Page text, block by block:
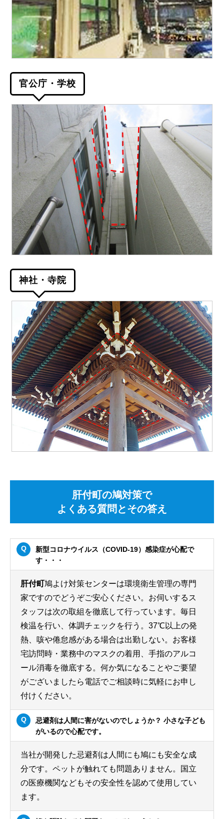
官公庁・学校
神社・寺院
肝付町の鳩対策で
よくある質問とその答え
新型コロナウイルス（COVID-19）感染症が心配で
す・・・
肝付町鳩よけ対策センターは環境衛生管理の専門
家ですのでどうぞご安心ください。お伺いするス
タッフは次の取組を徹底して行っています。毎日
検温を行い、体調チェックを行う。37℃以上の発
熱、咳や倦怠感がある場合は出勤しない。お客様
宅訪問時・業務中のマスクの着用、手指のアルコ
ール消毒を徹底する。何か気になることやご要望
がございましたら電話でご相談時に気軽にお申し
付けください。
忌避剤は人間に害がないのでしょうか？ 小さな子ども
がいるので心配です。
当社が開発した忌避剤は人間にも鳩にも安全な成
分です。ペットが触れても問題ありません。国立
の医療機関などもその安全性を認めて使用してい
ます。